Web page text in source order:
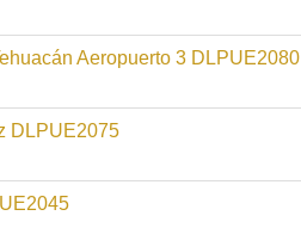
Aeropuerto 3 DLPUE2080
DLPUE2075